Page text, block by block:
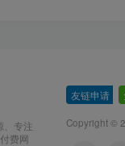
、专注
费网
友链申请
Copyright ©